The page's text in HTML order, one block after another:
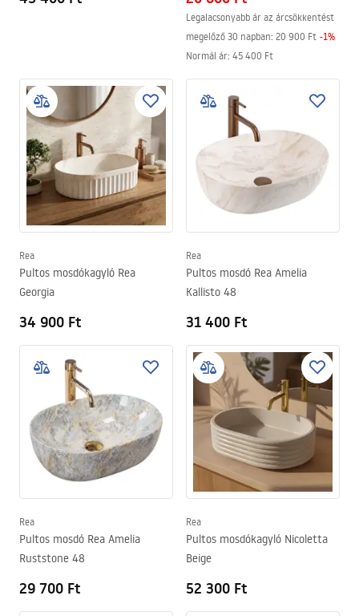
Legalacsonyabb ár az árcsökkentést
megelőző 30 napban: 20 900 Ft -1%
Normál ár: 45 400 Ft
Rea
Pultos mosdókagyló Rea
Georgia
34 900 Ft
Rea
Pultos mosdó Rea Amelia
Kallisto 48
31 400 Ft
Rea
Pultos mosdó Rea Amelia
Ruststone 48
29 700 Ft
Rea
Pultos mosdókagyló Nicoletta
Beige
52 300 Ft